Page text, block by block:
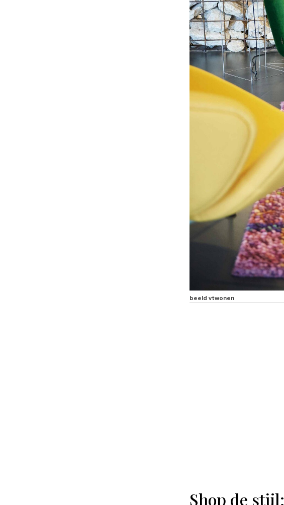
beeld vtwonen
Shop de stijl: